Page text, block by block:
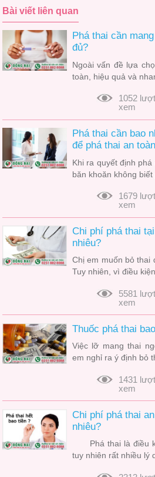
Bài viết liên quan
Phá thai cần
đủ?
Ngoài vấn đề lựa
toàn, hiệu quả và
1052 lượt
xem
Phá thai cần bao
để phá thai an toàn
Khi ra quyết định
băn khoăn không
1679 lượt
xem
Chi phí phá thai
nhiêu?
Chị em muốn bỏ thai
Tuy nhiên, vì điều
5581 lượt
xem
Thuốc phá thai
Việc lỡ mang thai
em nghỉ ra ý định bỏ
1431 lượt
xem
Chi phí phá thai
nhiêu?
Phá thai là điều
tuy nhiên rất nhiều lý